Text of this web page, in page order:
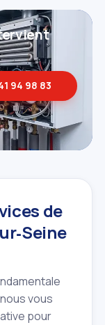
94 98 83
de
vous
pour